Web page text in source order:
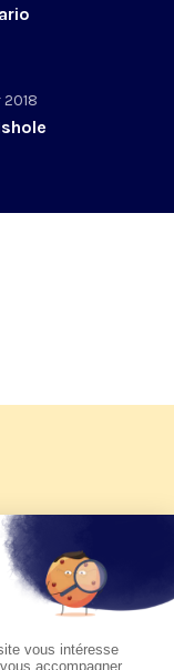
2026 de KTO
pape Léon
sur KTO le